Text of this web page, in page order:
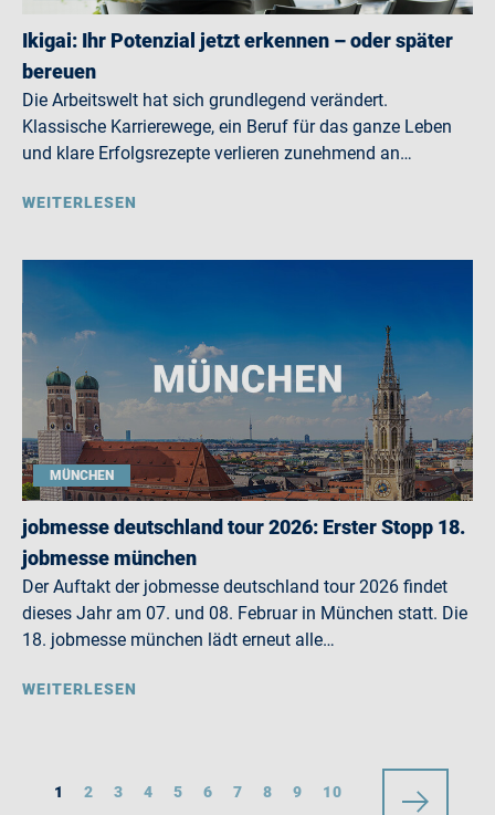
Ikigai: Ihr Potenzial jetzt erkennen – oder später
bereuen
Die Arbeitswelt hat sich grundlegend verändert.
Klassische Karrierewege, ein Beruf für das ganze Leben
und klare Erfolgsrezepte verlieren zunehmend an…
WEITERLESEN
MÜNCHEN
jobmesse deutschland tour 2026: Erster Stopp 18.
jobmesse münchen
Der Auftakt der jobmesse deutschland tour 2026 findet
dieses Jahr am 07. und 08. Februar in München statt. Die
18. jobmesse münchen lädt erneut alle…
WEITERLESEN
1 2 3 4 5 6 7 8 9 10